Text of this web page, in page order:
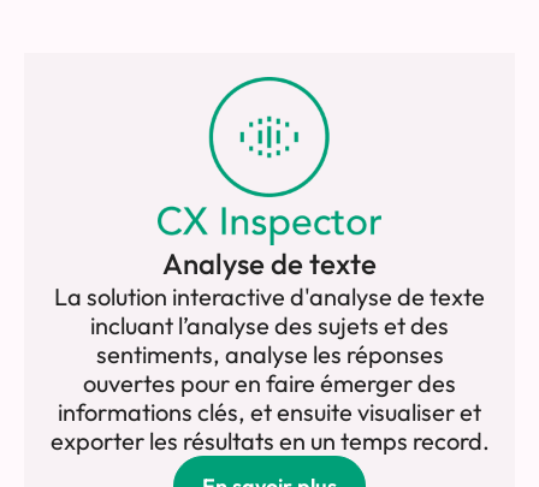
Analyse de texte
La solution interactive d'analyse de texte
incluant l’analyse des sujets et des
sentiments, analyse les réponses
ouvertes pour en faire émerger des
informations clés, et ensuite visualiser et
exporter les résultats en un temps record.